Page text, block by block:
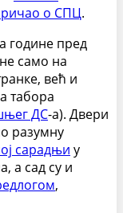
о СПЦ.
године пред
само на
већ и
табора
ДС-а). Двери
разумну
сарадњи у
а сад су и
,